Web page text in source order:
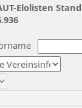
Elolisten